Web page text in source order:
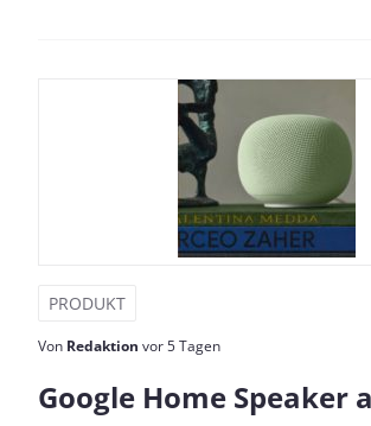
PRODUKT
Von Redaktion vor 5 Tagen
Google Home Speaker